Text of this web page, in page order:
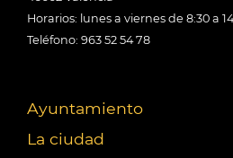
Horarios: lunes a viernes de 8:30 a
Teléfono: 963 52 54 78
Ayuntamiento
La ciudad